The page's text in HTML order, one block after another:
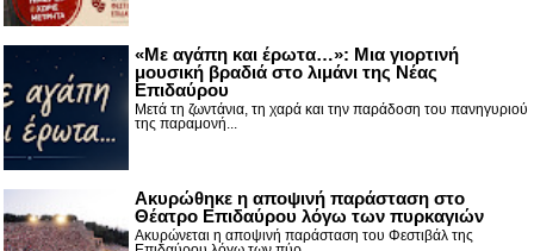
«Με αγάπη και έρωτα…»: Μια γιορτινή
μουσική βραδιά στο λιμάνι της Νέας
Επιδαύρου
Μετά τη ζωντάνια, τη χαρά και την παράδοση του πανηγυριού
της παραμονή...
Ακυρώθηκε η αποψινή παράσταση στο
Θέατρο Επιδαύρου λόγω των πυρκαγιών
Ακυρώνεται η αποψινή παράσταση του Φεστιβάλ της